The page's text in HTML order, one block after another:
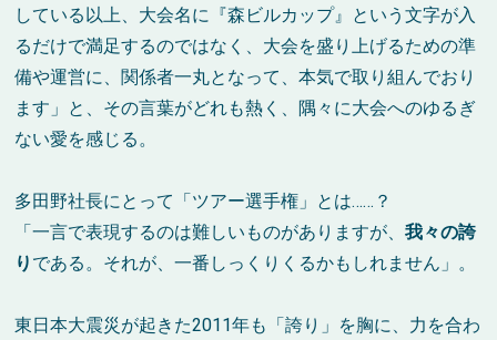
している以上、大会名に『森ビルカップ』という文字が入
るだけで満足するのではなく、大会を盛り上げるための準
備や運営に、関係者一丸となって、本気で取り組んでおり
ます」と、その言葉がどれも熱く、隅々に大会へのゆるぎ
ない愛を感じる。
多田野社長にとって「ツアー選手権」とは……？
「一言で表現するのは難しいものがありますが、我々の誇
り である。それが、一番しっくりくるかもしれません」。
東日本大震災が起きた2011年も「誇り」を胸に、力を合わ